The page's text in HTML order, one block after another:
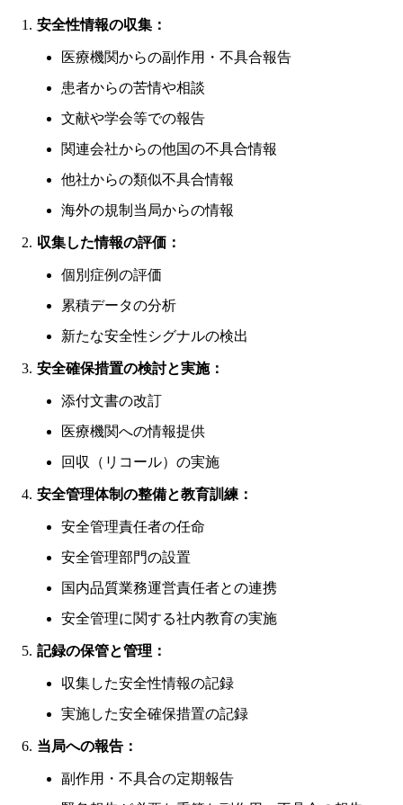
安全性情報の収集：
医療機関からの副作用・不具合報告
患者からの苦情や相談
文献や学会等での報告
関連会社からの他国の不具合情報
他社からの類似不具合情報
海外の規制当局からの情報
収集した情報の評価：
個別症例の評価
累積データの分析
新たな安全性シグナルの検出
安全確保措置の検討と実施：
添付文書の改訂
医療機関への情報提供
回収（リコール）の実施
安全管理体制の整備と教育訓練：
安全管理責任者の任命
安全管理部門の設置
国内品質業務運営責任者との連携
安全管理に関する社内教育の実施
記録の保管と管理：
収集した安全性情報の記録
実施した安全確保措置の記録
当局への報告：
副作用・不具合の定期報告